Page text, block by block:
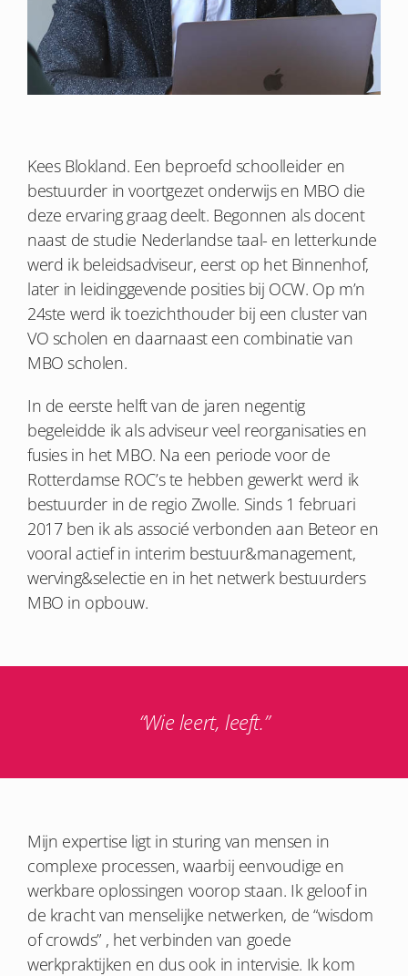
Kees Blokland. Een beproefd schoolleider en
bestuurder in voortgezet onderwijs en MBO die
deze ervaring graag deelt. Begonnen als docent
naast de studie Nederlandse taal- en letterkunde
werd ik beleidsadviseur, eerst op het Binnenhof,
later in leidinggevende posities bij OCW. Op m’n
24ste werd ik toezichthouder bij een cluster van
VO scholen en daarnaast een combinatie van
MBO scholen.
In de eerste helft van de jaren negentig
begeleidde ik als adviseur veel reorganisaties en
fusies in het MBO. Na een periode voor de
Rotterdamse ROC’s te hebben gewerkt werd ik
bestuurder in de regio Zwolle. Sinds 1 februari
2017 ben ik als associé verbonden aan Beteor en
vooral actief in interim bestuur&management,
werving&selectie en in het netwerk bestuurders
MBO in opbouw.
“Wie leert, leeft.”
Mijn expertise ligt in sturing van mensen in
complexe processen, waarbij eenvoudige en
werkbare oplossingen voorop staan. Ik geloof in
de kracht van menselijke netwerken, de “wisdom
of crowds” , het verbinden van goede
werkpraktijken en dus ook in intervisie. Ik kom